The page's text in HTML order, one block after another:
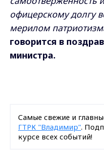
офицерскому долгу
мерилом
говорится в
министра.
Самые свежие и
ГТРК "Владимир".
курсе всех событий!